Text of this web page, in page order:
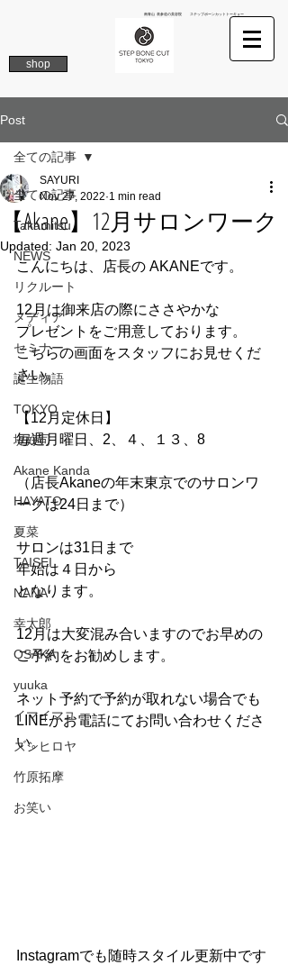
南青山 表参道の美容院 ステップボーンカットトーキョー
shop
Post
全ての記事
Takamitsu
NEWS
リクルート
メディア
セミナー
誕生物語
TOKYO
堤好司
Akane Kanda
HAYATO
夏菜
TAISEI
NANA
幸太郎
OSAKA
yuuka
イマイマユ
ズシヒロヤ
竹原拓摩
お笑い
全ての記事
【Akane】12月サロンワーク
SAYURI
Nov 27, 2022 1 min read
Updated: Jan 20, 2023
こんにちは、店長の AKANEです。
12月は御来店の際にささやかな
プレゼントをご用意しております。
こちらの画面をスタッフにお見せくだ
さい。
【12月定休日】
毎週月曜日、2、４、１３、8
（店長Akaneの年末東京でのサロンワ
ークは24日まで）
サロンは31日まで
年始は４日から
となります。
12月は大変混み合いますのでお早めの
ご予約をお勧めします。
ネット予約で予約が取れない場合でも
LINEかお電話にてお問い合わせくださ
い。
Instagramでも随時スタイル更新中です